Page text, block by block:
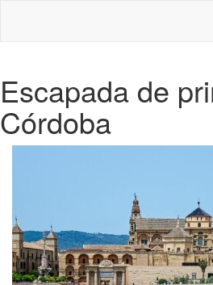
Escapada de
Córdoba